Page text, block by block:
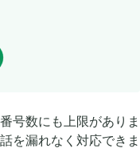
号数にも上限がありま
を漏れなく対応できま